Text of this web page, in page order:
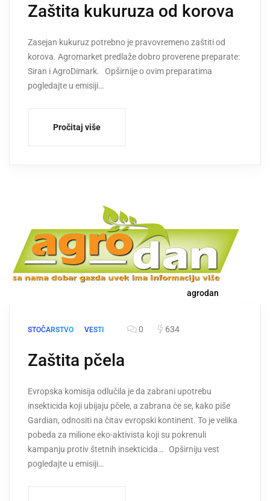
Zaštita kukuruza od korova
Zasejan kukuruz potrebno je pravovremeno zaštiti od
korova. Agromarket predlaže dobro proverene preparate:
Siran i AgroDimark. Opširnije o ovim preparatima
pogledajte u emisiji…
Pročitaj više
agrodan
STOČARSTVO VESTI 0 634
Zaštita pčela
Evropska komisija odlučila je da zabrani upotrebu
insekticida koji ubijaju pčele, a zabrana će se, kako piše
Gardian, odnositi na čitav evropski kontinent. To je velika
pobeda za milione eko-aktivista koji su pokrenuli
kampanju protiv štetnih insekticida… Opširniju vest
pogledajte u emisiji…